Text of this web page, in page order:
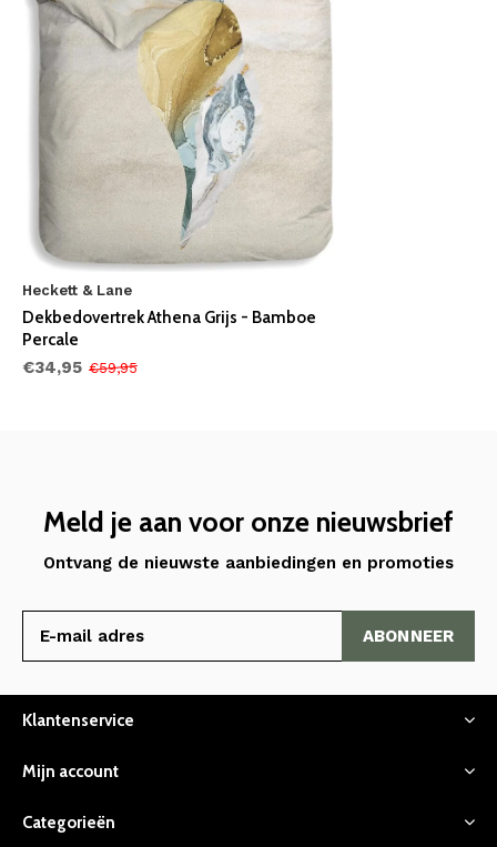
Heckett & Lane
Dekbedovertrek Athena Grijs - Bamboe
Percale
€34,95 €59,95
Meld je aan voor onze nieuwsbrief
Ontvang de nieuwste aanbiedingen en promoties
ABONNEER
Klantenservice
Mijn account
Categorieën